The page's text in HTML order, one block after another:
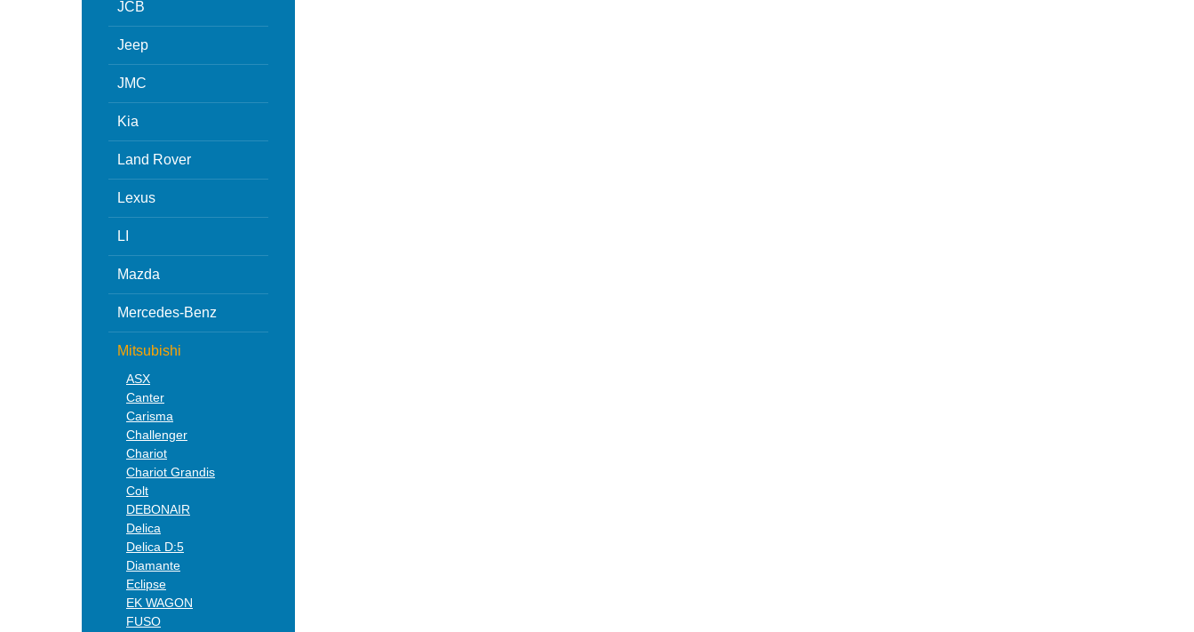
JCB
Jeep
JMC
Kia
Land Rover
Lexus
LI
Mazda
Mercedes-Benz
Mitsubishi
ASX
Canter
Carisma
Challenger
Chariot
Chariot Grandis
Colt
DEBONAIR
Delica
Delica D:5
Diamante
Eclipse
EK WAGON
FUSO